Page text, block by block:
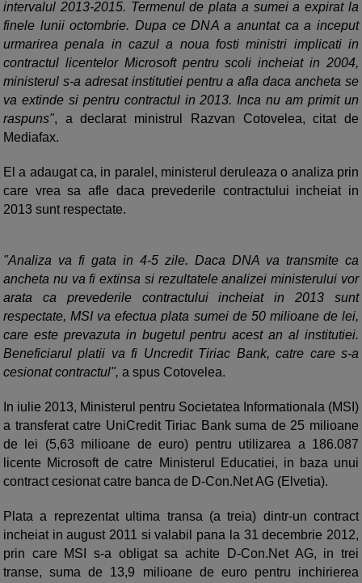
intervalul 2013-2015. Termenul de plata a sumei a expirat la
finele lunii octombrie. Dupa ce DNA a anuntat ca a inceput
urmarirea penala in cazul a noua fosti ministri implicati in
contractul licentelor Microsoft pentru scoli incheiat in 2004,
ministerul s-a adresat institutiei pentru a afla daca ancheta se
va extinde si pentru contractul in 2013. Inca nu am primit un
raspuns", a declarat ministrul Razvan Cotovelea, citat de
Mediafax.
El a adaugat ca, in paralel, ministerul deruleaza o analiza prin
care vrea sa afle daca prevederile contractului incheiat in
2013 sunt respectate.
"Analiza va fi gata in 4-5 zile. Daca DNA va transmite ca
ancheta nu va fi extinsa si rezultatele analizei ministerului vor
arata ca prevederile contractului incheiat in 2013 sunt
respectate, MSI va efectua plata sumei de 50 milioane de lei,
care este prevazuta in bugetul pentru acest an al institutiei.
Beneficiarul platii va fi Uncredit Tiriac Bank, catre care s-a
cesionat contractul", a spus Cotovelea.
In iulie 2013, Ministerul pentru Societatea Informationala (MSI)
a transferat catre UniCredit Tiriac Bank suma de 25 milioane
de lei (5,63 milioane de euro) pentru utilizarea a 186.087
licente Microsoft de catre Ministerul Educatiei, in baza unui
contract cesionat catre banca de D-Con.Net AG (Elvetia).
Plata a reprezentat ultima transa (a treia) dintr-un contract
incheiat in august 2011 si valabil pana la 31 decembrie 2012,
prin care MSI s-a obligat sa achite D-Con.Net AG, in trei
transe, suma de 13,9 milioane de euro pentru inchirierea